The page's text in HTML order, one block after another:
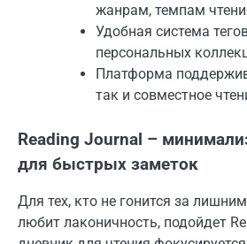
жанрам, темпам
Удобная система
персональных
Платформа
так и совместное
Reading Journal –
для быстрых заметок
Для тех, кто не гонится за
любит лаконичность, подойдет